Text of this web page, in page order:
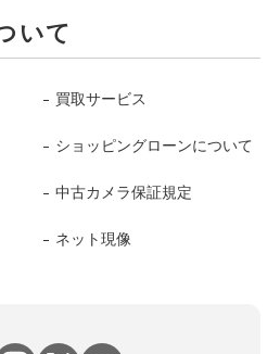
いて
買取サービス
ショッピングローンについて
中古カメラ保証規定
ネット現像